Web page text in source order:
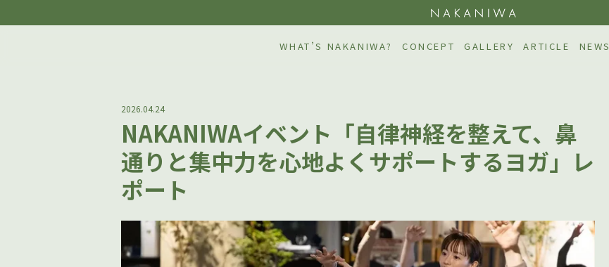
WHAT’S NAKANIWA? CONCEPT GALLERY ARTICLE NEWS
2026.04.24
NAKANIWAイベント「自律神経を整えて、鼻
通りと集中力を心地よくサポートするヨガ」レ
ポート